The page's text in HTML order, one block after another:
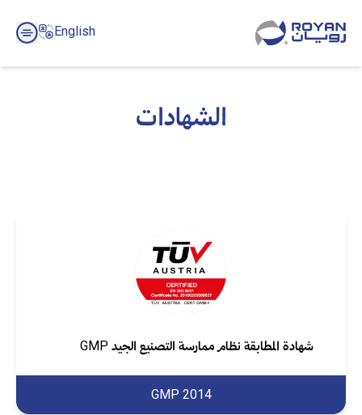
English
الشهادات
شهادة المطابقة نظام ممارسة التصنيع الجيد GMP
GMP 2014